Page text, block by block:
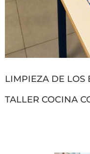
LIMPIEZA DE LOS
TALLER COCINA